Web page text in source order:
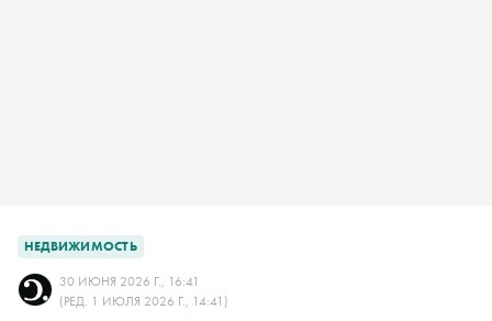
НЕДВИЖИМОСТЬ
30 ИЮНЯ 2026 Г., 16:41
(РЕД. 1 ИЮЛЯ 2026 Г., 14:41)